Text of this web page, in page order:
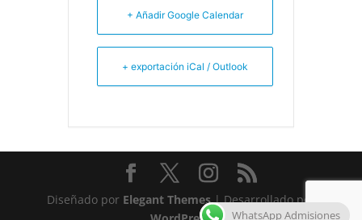
+ Añadir Google Calendar
+ exportación iCal / Outlook
Diseñado por Elegant Themes| Desarrollado por
WhatsApp Admisiones